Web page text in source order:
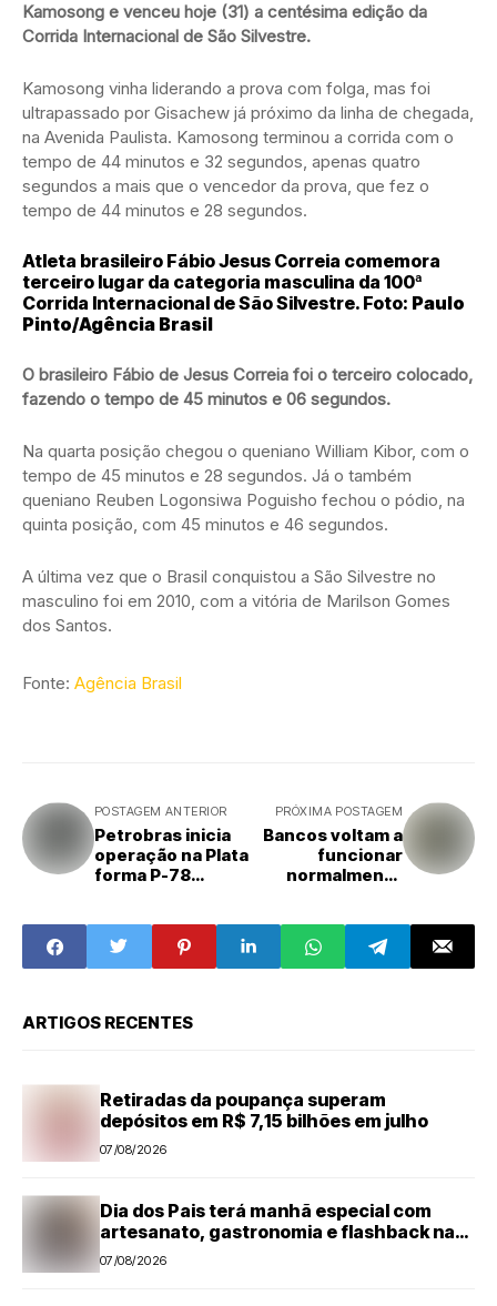
Kamosong e venceu hoje (31) a centésima edição da
Corrida Internacional de São Silvestre.
Kamosong vinha liderando a prova com folga, mas foi
ultrapassado por Gisachew já próximo da linha de chegada,
na Avenida Paulista. Kamosong terminou a corrida com o
tempo de 44 minutos e 32 segundos, apenas quatro
segundos a mais que o vencedor da prova, que fez o
tempo de 44 minutos e 28 segundos.
Atleta brasileiro Fábio Jesus Correia comemora
terceiro lugar da categoria masculina da 100ª
Corrida Internacional de São Silvestre. Foto: Paulo
Pinto/Agência Brasil
O brasileiro Fábio de Jesus Correia foi o terceiro colocado,
fazendo o tempo de 45 minutos e 06 segundos.
Na quarta posição chegou o queniano William Kibor, com o
tempo de 45 minutos e 28 segundos. Já o também
queniano Reuben Logonsiwa Poguisho fechou o pódio, na
quinta posição, com 45 minutos e 46 segundos.
A última vez que o Brasil conquistou a São Silvestre no
masculino foi em 2010, com a vitória de Marilson Gomes
dos Santos.
Fonte: Agência Brasil
POSTAGEM ANTERIOR
Petrobras inicia
operação na Plata
forma P-78
PRÓXIMA POSTAGEM
Bancos voltam a
funcionar
normalmente
ARTIGOS RECENTES
Retiradas da poupança superam
depósitos em R$ 7,15 bilhões em julho
07/08/2026
Dia dos Pais terá manhã especial com
artesanato, gastronomia e flashback na
Estação Cultural de Santa Bárbara
07/08/2026